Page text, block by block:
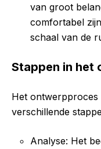
van groot
comfortabel
schaal van de
Stappen in het
Het
verschillende
Analyse: Het